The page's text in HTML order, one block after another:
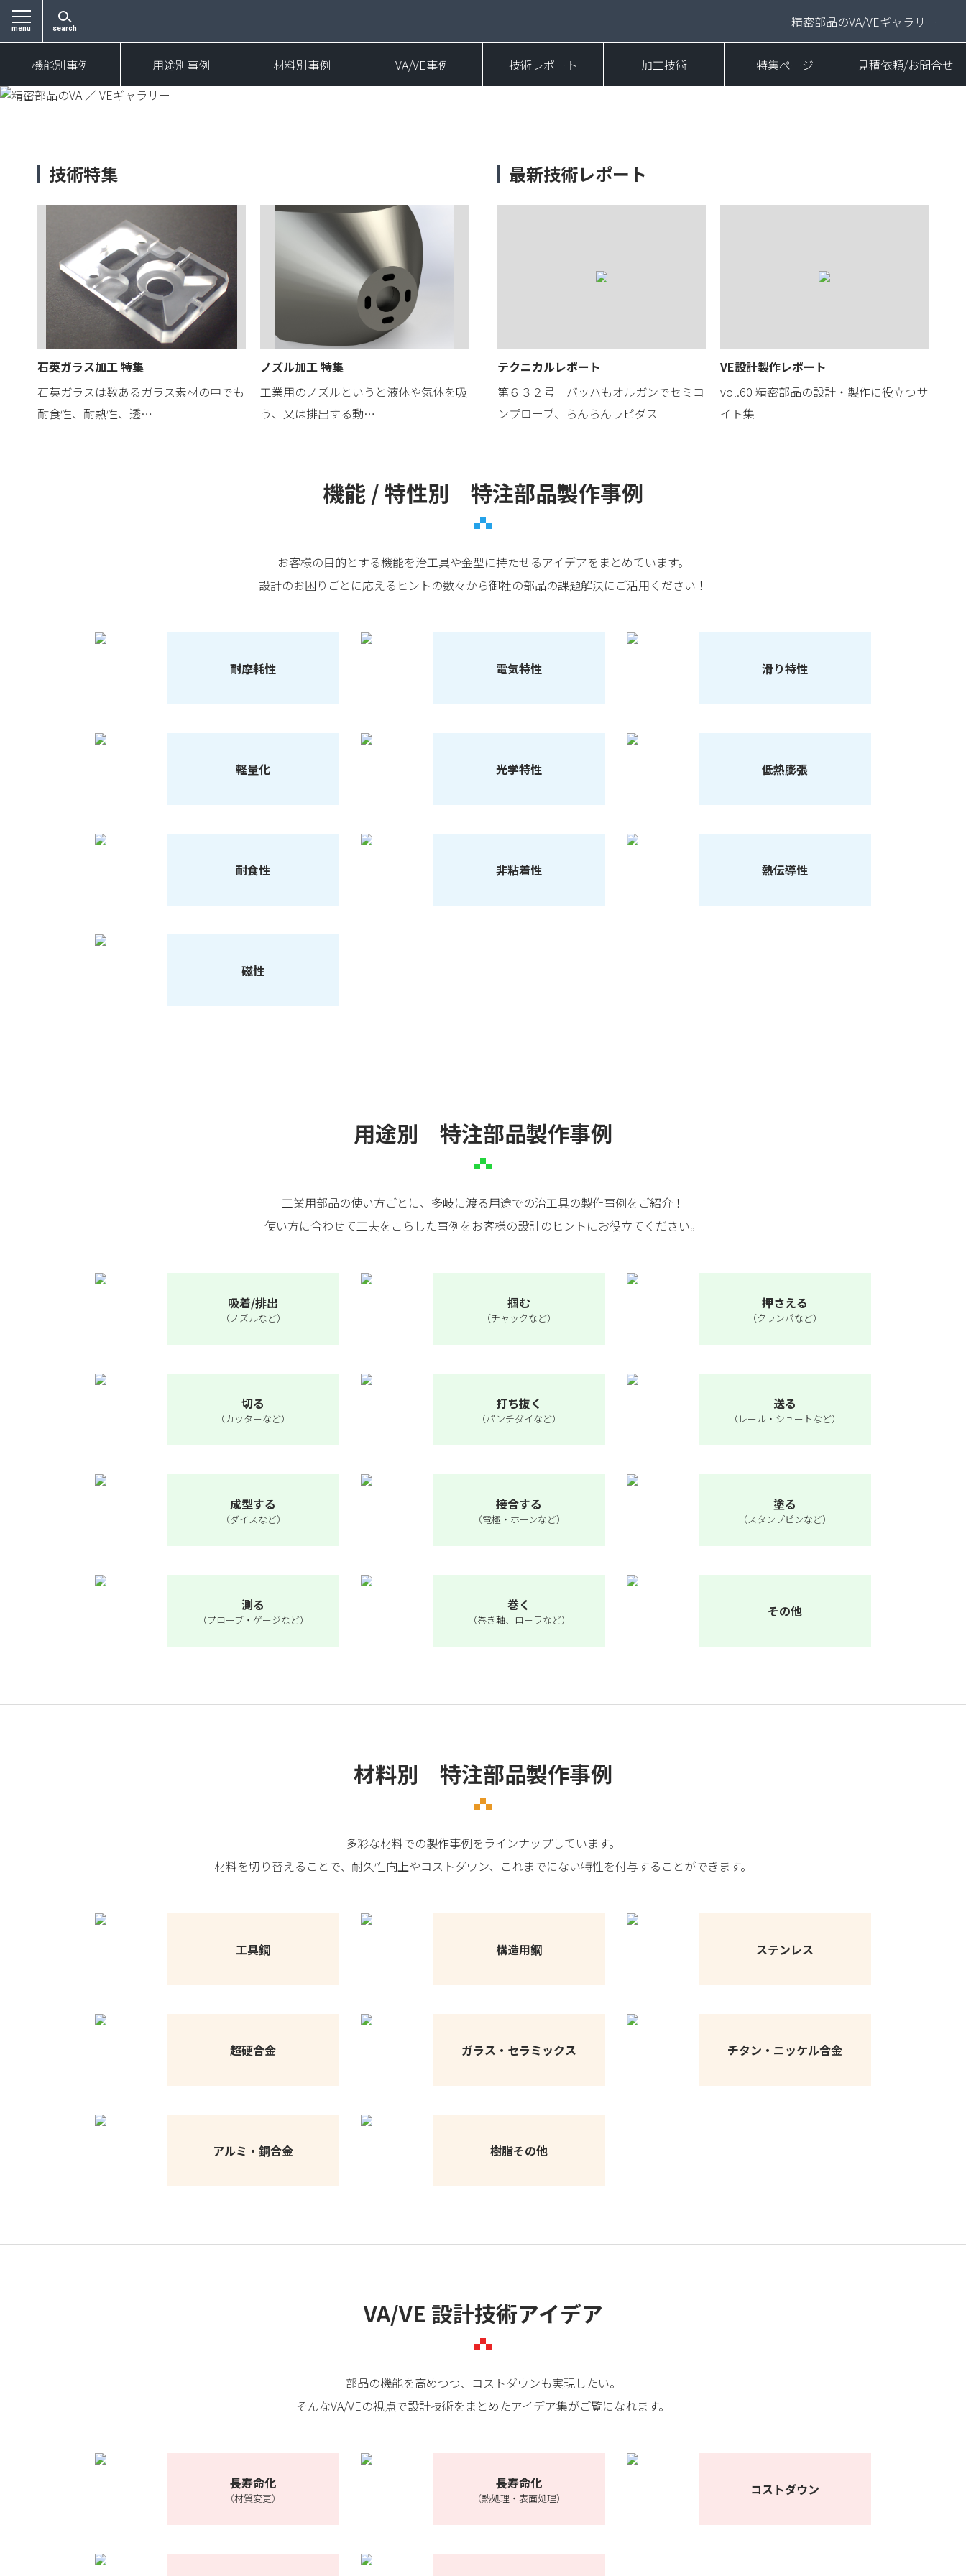
menu search 精密部品のVA/VEギャラリー
機能別事例 用途別事例 材料別事例 VA/VE事例 技術レポート 加工技術 特集ページ 見積依頼/お問合せ
技術特集
石英ガラス加工 特集
石英ガラスは数あるガラス素材の中でも
耐食性、耐熱性、透…
ノズル加工 特集
工業用のノズルというと液体や気体を吸
う、又は排出する動…
最新技術レポート
テクニカルレポート
第６３２号 バッハもオルガンでセミコ
ンプローブ、らんらんラピダス
VE設計製作レポート
vol.60 精密部品の設計・製作に役立つサ
イト集
機能 / 特性別 特注部品製作事例
お客様の目的とする機能を治工具や金型に持たせるアイデアをまとめています。
設計のお困りごとに応えるヒントの数々から御社の部品の課題解決にご活用ください！
耐摩耗性 電気特性 滑り特性
軽量化 光学特性 低熱膨張
耐食性 非粘着性 熱伝導性
磁性
用途別 特注部品製作事例
工業用部品の使い方ごとに、多岐に渡る用途での治工具の製作事例をご紹介！
使い方に合わせて工夫をこらした事例をお客様の設計のヒントにお役立てください。
吸着/排出
（ノズルなど）
掴む
（チャックなど）
押さえる
（クランパなど）
切る
（カッターなど）
打ち抜く
（パンチダイなど）
送る
（レール・シュートなど）
成型する
（ダイスなど）
接合する
（電極・ホーンなど）
塗る
（スタンプピンなど）
測る
（プローブ・ゲージなど）
巻く
（巻き軸、ローラなど） その他
材料別 特注部品製作事例
多彩な材料での製作事例をラインナップしています。
材料を切り替えることで、耐久性向上やコストダウン、これまでにない特性を付与することができます。
工具鋼 構造用鋼 ステンレス
超硬合金 ガラス・セラミックス チタン・ニッケル合金
アルミ・銅合金 樹脂その他
VA/VE 設計技術アイデア
部品の機能を高めつつ、コストダウンも実現したい。
そんなVA/VEの視点で設計技術をまとめたアイデア集がご覧になれます。
長寿命化
（材質変更）
長寿命化
（熱処理・表面処理） コストダウン